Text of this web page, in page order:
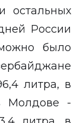
остальных
России
было
литра, в
Молдове -